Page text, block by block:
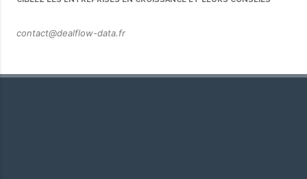
contact@dealflow-data.fr